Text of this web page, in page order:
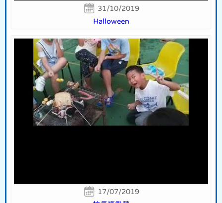
31/10/2019
Halloween
17/07/2019